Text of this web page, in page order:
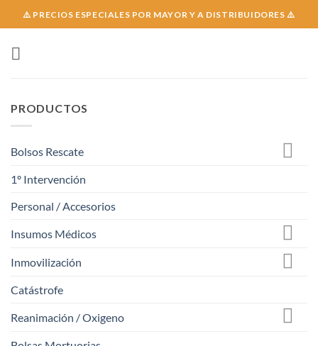
to
⚠️ PRECIOS ESPECIALES POR MAYOR Y A DISTRIBUIDORES ⚠️
PRODUCTOS
Bolsos Rescate
1º Intervención
Personal / Accesorios
Insumos Médicos
Inmovilización
Catástrofe
Reanimación / Oxigeno